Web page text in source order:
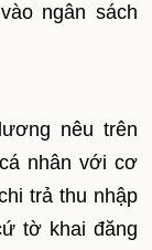
ngân sách
nêu trên
nhân với cơ
trả thu nhập
tờ khai đăng